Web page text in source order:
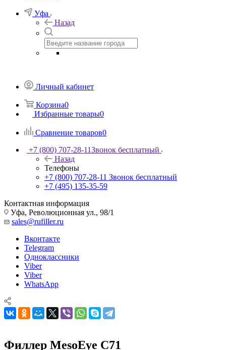
Уфа
Назад
Личный кабинет
Корзина0
Избранные товары0
Сравнение товаров0
+7 (800) 707-28-11Звонок бесплатный
Назад
Телефоны
+7 (800) 707-28-11 Звонок бесплатный
+7 (495) 135-35-59
Контактная информация
Уфа, Революционная ул., 98/1
sales@rufiller.ru
Вконтакте
Telegram
Одноклассники
Viber
Viber
WhatsApp
Филлер MesoEye C71